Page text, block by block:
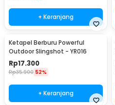
+ Keranjang
Ketapel Berburu Powerful
Outdoor Slingshot - YR016
Rp17.300
Rp35.900 52%
+ Keranjang